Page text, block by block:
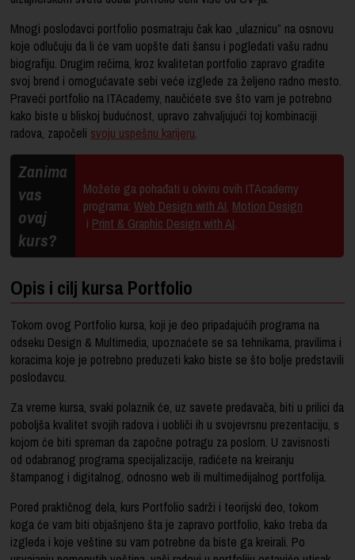
Mnogi poslodavci portfolio posmatraju čak kao „ulaznicu” na osnovu
koje odlučuju da li će vam uopšte dati šansu i pogledati vašu radnu
biografiju. Drugim rečima, kroz kvalitetan portfolio zapravo gradite
svoj brend i omogućavate sebi veće izglede za željeno radno mesto.
Praveći portfolio na ITAcademy, naučićete sve što vam je potrebno
kako biste u bliskoj budućnost, upravo zahvaljujući toj kombinaciji
radova, započeli svoju uspešnu karijeru.
Zanima
vas
ovaj
kurs?
Možete ga pohađati u okviru ovih ITAcademy
programa:Web Design with AI, Motion Design
i Print & Graphic Design with AI.
Opis i cilj kursa Portfolio
Tokom ovog Portfolio kursa, koji je deo pripadajućih programa na
odseku Design & Multimedia, upoznaćete se sa tehnikama, pravilima i
koracima koje je potrebno preduzeti kako biste se što bolje predstavili
poslodavcu.
Za vreme kursa, svaki polaznik će, uz savete predavača, biti u prilici da
poboljša kvalitet svojih radova i uobliči ih u svojevrsnu prezentaciju, s
kojom će biti spreman da započne potragu za poslom. U zavisnosti
od odabranog programa specijalizacije, radićete na kreiranju
štampanog i digitalnog, odnosno web ili multimedijalnog portfolija.
Pored praktičnog dela, kurs Portfolio sadrži i teorijski deo, tokom
koga će vam biti objašnjeno šta je zapravo portfolio, kako treba da
izgleda i koje veštine su vam potrebne da biste ga kreirali. Po